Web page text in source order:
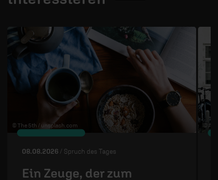
© The 5th / unsplash.com
08.08.2026 / Spruch des Tages
Ein Zeuge, der zum
©